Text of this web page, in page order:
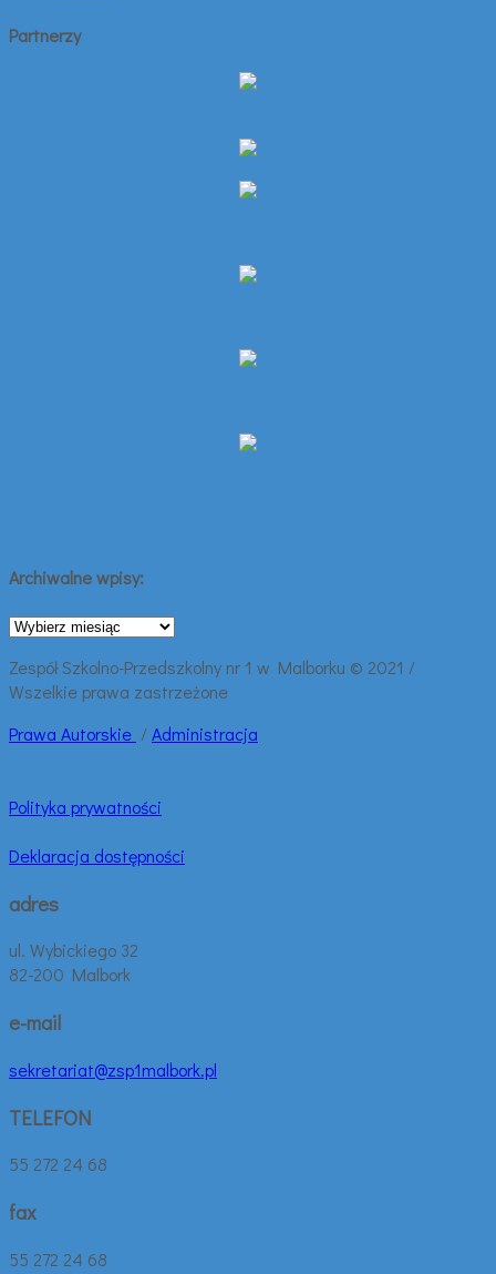
Partnerzy
Archiwalne wpisy:
Archiwalne
Zespół Szkolno-Przedszkolny nr 1 w Malborku © 2021 /
Wszelkie prawa zastrzeżone
Prawa Autorskie /Administracja
Polityka prywatności
Deklaracja dostępności
adres
ul. Wybickiego 32
82-200 Malbork
e-mail
sekretariat@zsp1malbork.pl
TELEFON
55 272 24 68
fax
55 272 24 68